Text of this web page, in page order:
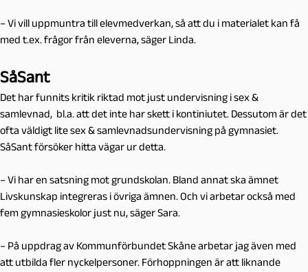
– Vi vill uppmuntra till elevmedverkan, så att du i materialet kan få
med t.ex. frågor från eleverna, säger Linda.
SåSant
Det har funnits kritik riktad mot just undervisning i sex &
samlevnad, bl.a. att det inte har skett i kontiniutet. Dessutom är det
ofta väldigt lite sex & samlevnadsundervisning på gymnasiet.
SåSant försöker hitta vägar ur detta.
– Vi har en satsning mot grundskolan. Bland annat ska ämnet
Livskunskap integreras i övriga ämnen. Och vi arbetar också med
fem gymnasieskolor just nu, säger Sara.
– På uppdrag av Kommunförbundet Skåne arbetar jag även med
att utbilda fler nyckelpersoner. Förhoppningen är att liknande